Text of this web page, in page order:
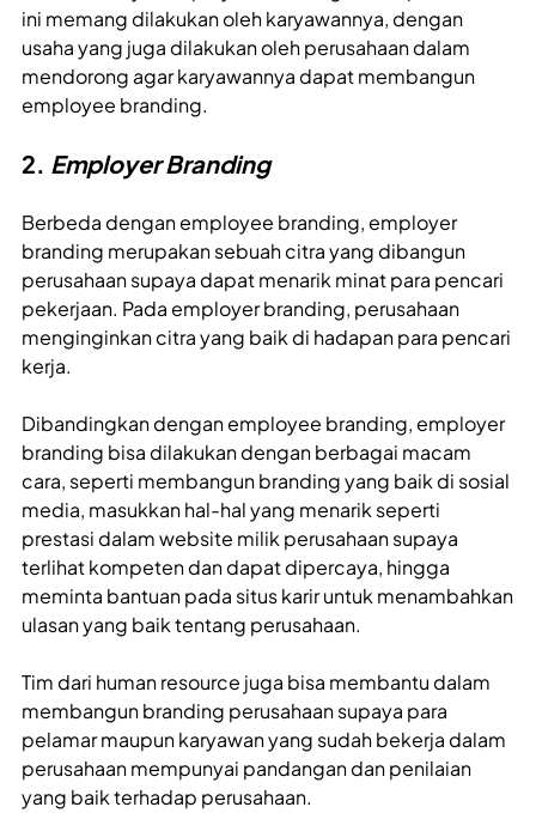
ini memang dilakukan oleh karyawannya, dengan
usaha yang juga dilakukan oleh perusahaan dalam
mendorong agar karyawannya dapat membangun
employee branding.
2. Employer Branding
Berbeda dengan employee branding, employer
branding merupakan sebuah citra yang dibangun
perusahaan supaya dapat menarik minat para pencari
pekerjaan. Pada employer branding, perusahaan
menginginkan citra yang baik di hadapan para pencari
kerja.
Dibandingkan dengan employee branding, employer
branding bisa dilakukan dengan berbagai macam
cara, seperti membangun branding yang baik di sosial
media, masukkan hal-hal yang menarik seperti
prestasi dalam website milik perusahaan supaya
terlihat kompeten dan dapat dipercaya, hingga
meminta bantuan pada situs karir untuk menambahkan
ulasan yang baik tentang perusahaan.
Tim dari human resource juga bisa membantu dalam
membangun branding perusahaan supaya para
pelamar maupun karyawan yang sudah bekerja dalam
perusahaan mempunyai pandangan dan penilaian
yang baik terhadap perusahaan.